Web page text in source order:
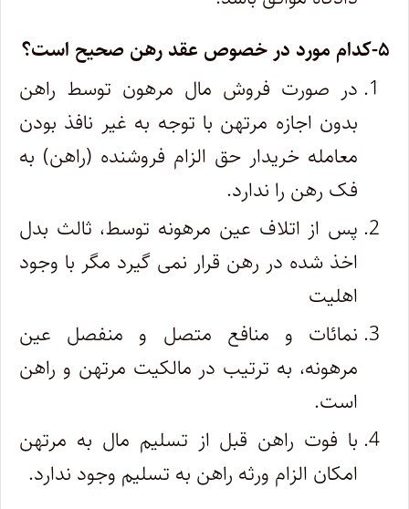
۵-کدام مورد در خصوص عقد رهن صحیح است؟
در صورت فروش مال مرهون توسط راهن
بدون اجازه مرتهن با توجه به غیر نافذ بودن
معامله خریدار حق الزام فروشنده (راهن) به
فک رهن را ندارد.
پس از اتلاف عین مرهونه توسط، ثالث بدل
اخذ شده در رهن قرار نمی گیرد مگر با وجود
اهلیت
نمائات و منافع متصل و منفصل عین
مرهونه، به ترتیب در مالکیت مرتهن و راهن
است.
با فوت راهن قبل از تسلیم مال به مرتهن
امکان الزام ورثه راهن به تسلیم وجود ندارد.